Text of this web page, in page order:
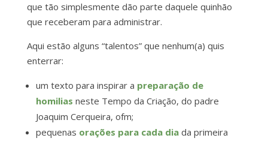
que tão simplesmente dão parte daquele quinhão
que receberam para administrar.
Aqui estão alguns “talentos” que nenhum(a) quis
enterrar:
um texto para inspirar a preparação de
homilias neste Tempo da Criação, do padre
Joaquim Cerqueira, ofm;
pequenas orações para cada diada primeira